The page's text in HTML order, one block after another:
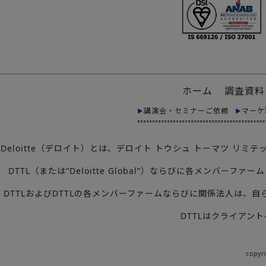
ホーム 調査資料
講演会・セミナーご依頼 マー
Deloitte（デロイト）とは、デロイト トウシュ トーマツ リミテ
DTTL（または“Deloitte Global”）ならびに各メンバーファー
DTTLおよびDTTLの各メンバーファームならびに関係法人は、
DTTLはクライアン